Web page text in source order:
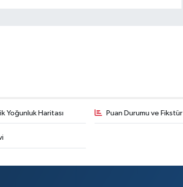
Yoğunluk Haritası Puan Durumu ve Fikstür